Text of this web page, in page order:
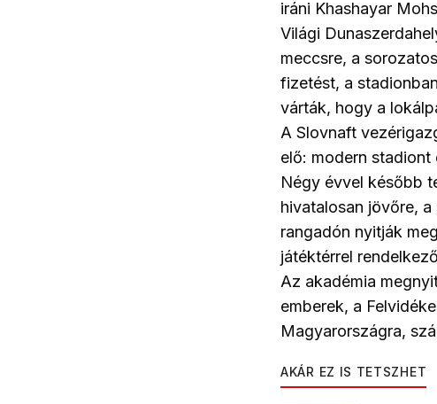
iráni Khashayar
Világi
meccsre, a
fizetést, a
várták, hogy a
A Slovnaft
elő: modern
Négy évvel később
hivatalosan jövőre,
rangadón nyitják
játéktérrel
Az akadémia
emberek, a
Magyarországra,
AKÁR EZ IS TETSZHET